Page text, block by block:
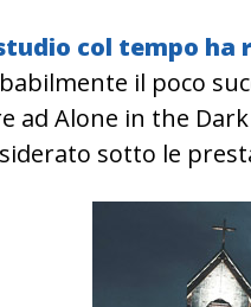
col tempo ha
il poco
ad Alone in the
sotto le